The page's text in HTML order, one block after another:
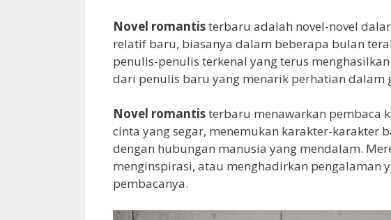
Novel romantisterbaru adalah novel-novel
relatif baru, biasanya dalam beberapa bulan
penulis-penulis terkenal yang terus
dari penulis baru yang menarik perhatian dalam
Novel romantisterbaru menawarkan pembaca
cinta yang segar, menemukan karakter-karakter
dengan hubungan manusia yang mendalam.
menginspirasi, atau menghadirkan pengalaman
pembacanya.